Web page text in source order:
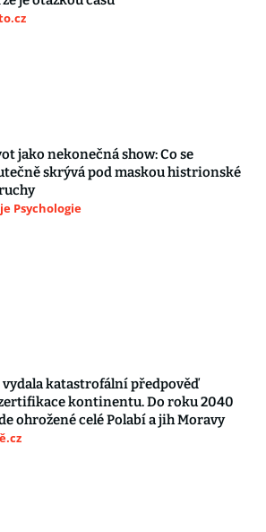
jako nekonečná show: Co se
skrývá pod maskou histrionské
Psychologie
vydala katastrofální předpověď
kontinentu. Do roku 2040
ohrožené celé Polabí a jih Moravy